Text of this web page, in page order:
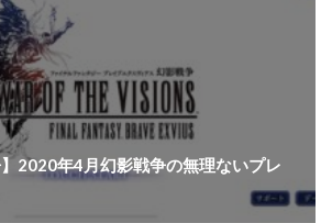
】2020年4月幻影戦争の無理ないプレ